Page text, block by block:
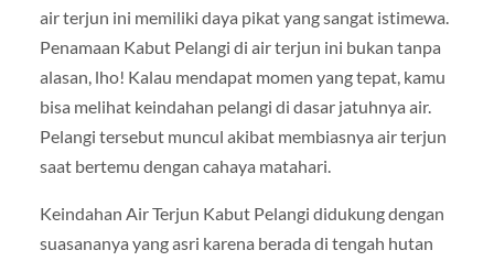
air terjun ini memiliki daya pikat yang sangat istimewa.
Penamaan Kabut Pelangi di air terjun ini bukan tanpa
alasan, lho! Kalau mendapat momen yang tepat, kamu
bisa melihat keindahan pelangi di dasar jatuhnya air.
Pelangi tersebut muncul akibat membiasnya air terjun
saat bertemu dengan cahaya matahari.
Keindahan Air Terjun Kabut Pelangi didukung dengan
suasananya yang asri karena berada di tengah hutan